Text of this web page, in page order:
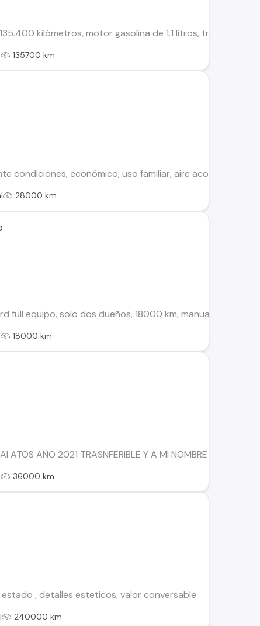
kilómetros, motor gasolina de 1.1 litros,
135700 km
condiciones, económico, uso familiar, aire
28000 km
full equipo, solo dos dueños, 18000 km, manual, color gris
18000 km
ATOS AÑO 2021 TRASNFERIBLE Y A MI NOMBRE SOLO 2
36000 km
, detalles esteticos, valor conversable
240000 km